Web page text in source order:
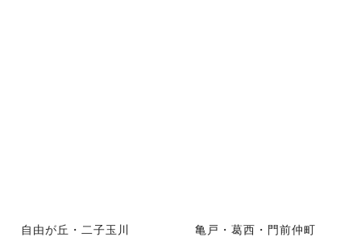
自由が丘・二子玉川 亀戸・葛西・門前仲町